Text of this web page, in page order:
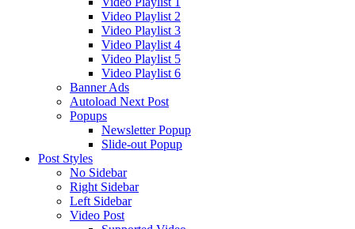
Video Playlist 2
Video Playlist 3
Video Playlist 4
Video Playlist 5
Video Playlist 6
Banner Ads
Autoload Next Post
Popups
Newsletter Popup
Slide-out Popup
Post Styles
No Sidebar
Right Sidebar
Left Sidebar
Video Post